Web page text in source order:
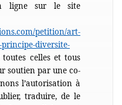
ligne sur le site
petition/art-
diversite-
celles et tous
soutien par une co-
l’autorisation à
traduire, de le